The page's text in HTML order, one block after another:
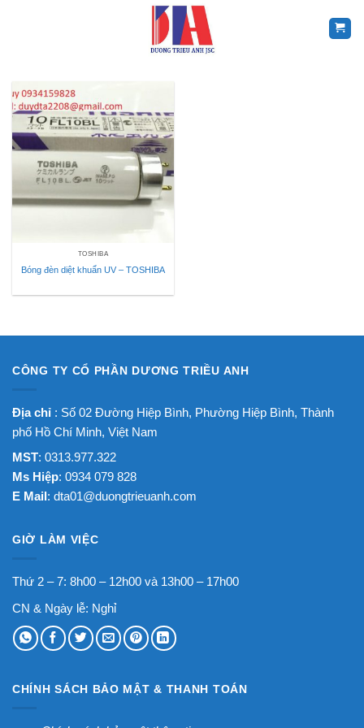
TOSHIBA
Bóng đèn diệt khuẩn UV – TOSHIBA
CÔNG TY CỔ PHẦN DƯƠNG TRIỀU ANH
Địa chỉ : Số 02 Đường Hiệp Bình, Phường Hiệp Bình, Thành
phố Hồ Chí Minh, Việt Nam
MST: 0313.977.322
Ms Hiệp: 0934 079 828
E Mail: dta01@duongtrieuanh.com
GIỜ LÀM VIỆC
Thứ 2 – 7: 8h00 – 12h00 và 13h00 – 17h00
CN & Ngày lễ: Nghỉ
CHÍNH SÁCH BẢO MẬT & THANH TOÁN